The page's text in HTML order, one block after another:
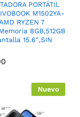
PORTÁTIL
M1502YA-
RYZEN 7
8GB,512GB
15.6″,SIN
Nuevo